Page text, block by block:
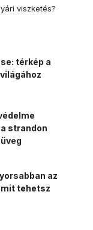
viszketés?
térkép a
strandon
az
tehetsz